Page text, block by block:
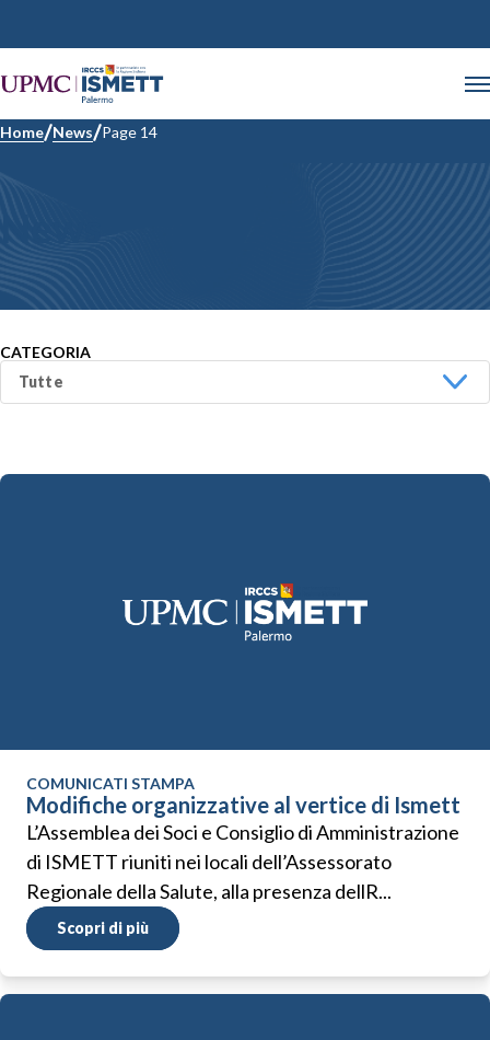
Home News Page 14
CATEGORIA
COMUNICATI STAMPA
Modifiche organizzative al vertice di Ismett
L’Assemblea dei Soci e Consiglio di Amministrazione
di ISMETT riuniti nei locali dell’Assessorato
Regionale della Salute, alla presenza dellR...
Scopri di più